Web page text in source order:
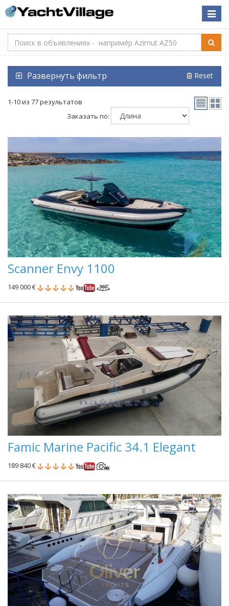
Toggle
Развернуть фильтр Reset
1-10 из 77 результатов
Заказать по:
Scanner Envy 1100
149 000 €
Famic Marine Pacific 34.1 Elegant
189 840 €